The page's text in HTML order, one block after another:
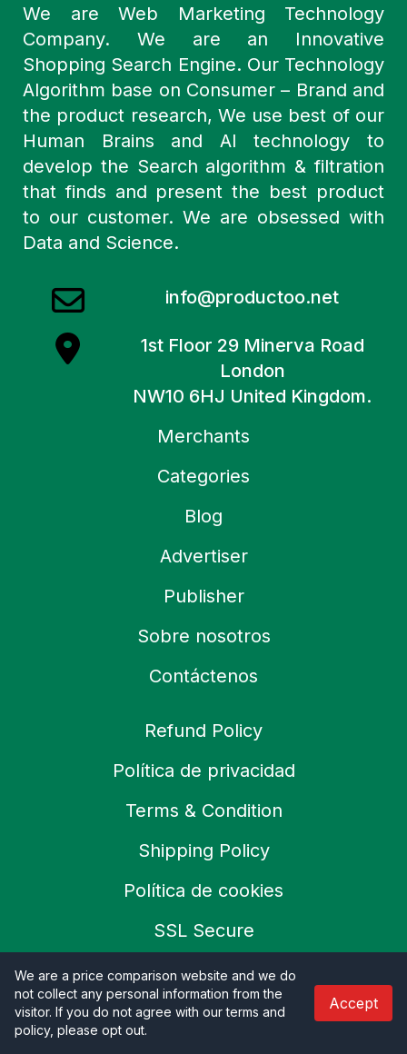
We are Web Marketing Technology
Company. We are an Innovative
Shopping Search Engine. Our Technology
Algorithm base on Consumer – Brand and
the product research, We use best of our
Human Brains and AI technology to
develop the Search algorithm & filtration
that finds and present the best product
to our customer. We are obsessed with
Data and Science.
info@productoo.net
1st Floor 29 Minerva Road
London
NW10 6HJ United Kingdom.
Merchants
Categories
Blog
Advertiser
Publisher
Sobre nosotros
Contáctenos
Refund Policy
Política de privacidad
Terms & Condition
Shipping Policy
Política de cookies
SSL Secure
Careers
We are a price comparison website and we do
not collect any personal information from the
visitor. If you do not agree with our terms and
policy, please opt out.
Accept